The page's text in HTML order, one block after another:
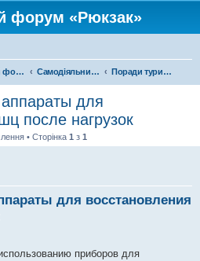
форум «Рюкзак»
Туристичний форум «Рюкзак» Самодіяльний туризм Поради туристам
для
после нагрузок
• Сторінка 1 з 1
для восстановления
приборов для